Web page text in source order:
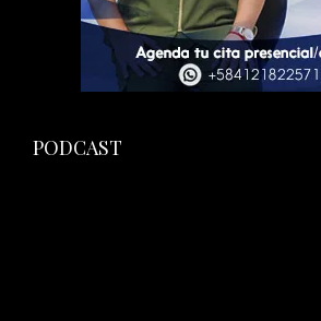
PODCAST